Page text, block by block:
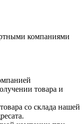
компаниями
товара и
со склада нашей